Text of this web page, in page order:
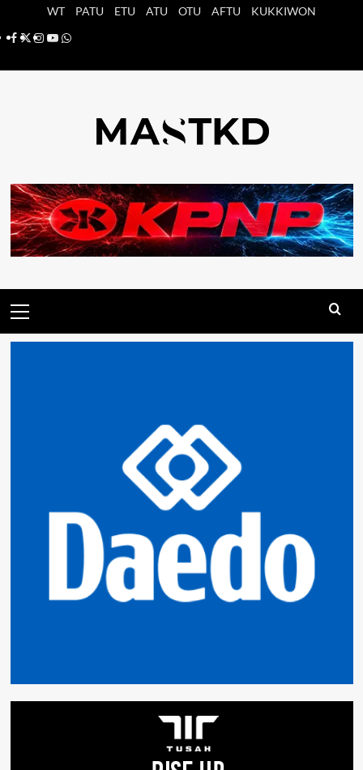
WT PATU ETU ATU OTU AFTU
KUKKIWON
Facebook
X Instagram
YouTube
Whatsapp
principal